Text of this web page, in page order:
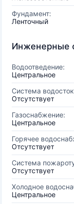
Фундамент:
Ленточный
Инженерные
Водоотведение:
Центральное
Система
Отсутствует
Газоснабжение:
Центральное
Горячее
Отсутствует
Система
Отсутствует
Холодное
Центральное